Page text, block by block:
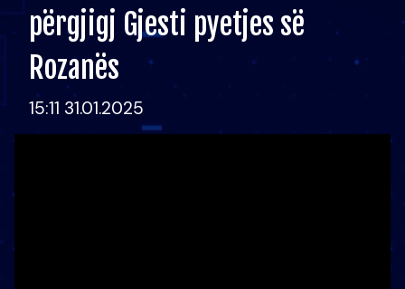
përgjigj Gjesti pyetjes së
Rozanës
15:11 31.01.2025